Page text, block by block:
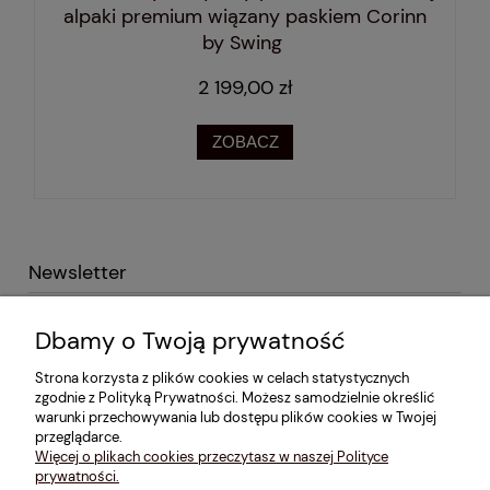
alpaki premium wiązany paskiem Corinn
by Swing
2 199,00 zł
ZOBACZ
Newsletter
zakupy!
Informacje
Dbamy o Twoją prywatność
Strona korzysta z plików cookies w celach statystycznych
zgodnie z Polityką Prywatności. Możesz samodzielnie określić
warunki przechowywania lub dostępu plików cookies w Twojej
przeglądarce.
Więcej o plikach cookies przeczytasz w naszej Polityce
prywatności.